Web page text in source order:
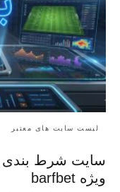
لیست سایت های معتبر
سایت شرط
ویژه barfbet